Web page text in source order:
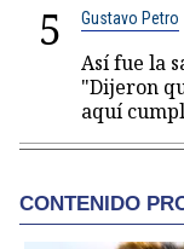
5 Gustavo Petro
Así fue la
"Dijeron
aquí